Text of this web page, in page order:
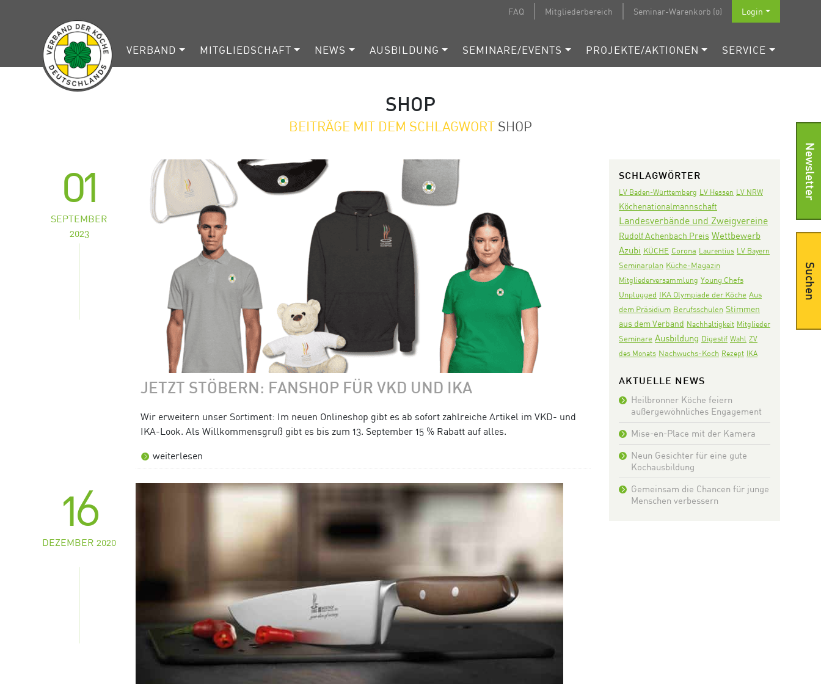
FAQ Mitgliederbereich Seminar-Warenkorb (0) Login
VERBAND MITGLIEDSCHAFT NEWS AUSBILDUNG SEMINARE/EVENTS PROJEKTE/AKTIONEN SERVICE
SHOP
BEITRÄGE MIT DEM SCHLAGWORT SHOP
01
SEPTEMBER
2023
JETZT STÖBERN: FANSHOP FÜR VKD UND IKA
Wir erweitern unser Sortiment: Im neuen Onlineshop gibt es ab sofort zahlreiche Artikel im VKD- und
IKA-Look. Als Willkommensgruß gibt es bis zum 13. September 15 % Rabatt auf alles.
weiterlesen
16
DEZEMBER 2020
SCHLAGWÖRTER
LV Baden-Württemberg LV Hessen LV NRW
Köchenationalmannschaft
Landesverbände und Zweigvereine
Rudolf Achenbach Preis Wettbewerb
Azubi KÜCHE Corona Laurentius LV Bayern
Seminarplan Küche-Magazin
Mitgliederversammlung Young Chefs
Unplugged IKA Olympiade der Köche Aus
dem Präsidium Berufsschulen Stimmen
aus dem Verband Nachhaltigkeit Mitglieder
Seminare Ausbildung Digestif Wahl ZV
des Monats Nachwuchs-Koch Rezept IKA
AKTUELLE NEWS
Heilbronner Köche feiern
außergewöhnliches Engagement
Mise-en-Place mit der Kamera
Neun Gesichter für eine gute
Kochausbildung
Gemeinsam die Chancen für junge
Menschen verbessern
Newsletter
Suchen